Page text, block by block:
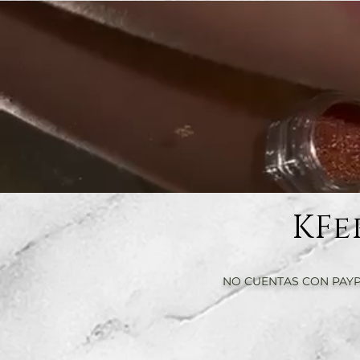
NO CUENTAS CON